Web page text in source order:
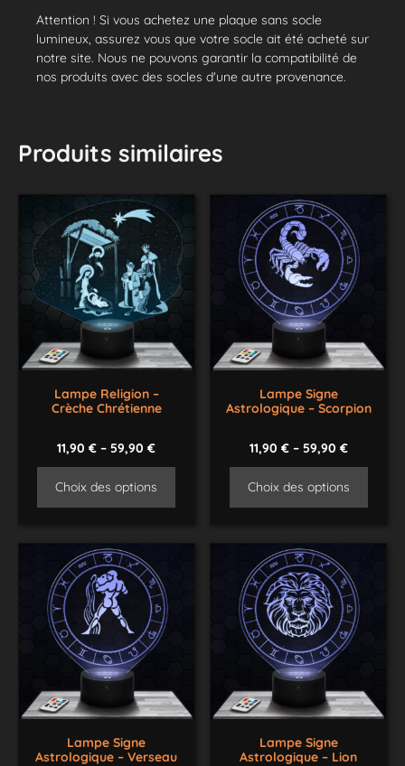
Attention ! Si vous achetez une plaque sans socle
lumineux, assurez vous que votre socle ait été acheté sur
notre site. Nous ne pouvons garantir la compatibilité de
nos produits avec des socles d'une autre provenance.
Produits similaires
Lampe Religion –
Crèche Chrétienne
11,90€ –59,90€
Choix des options
Lampe Signe
Astrologique – Scorpion
11,90 €– 59,90 €
Choix des options
Lampe Signe
Astrologique – Verseau
Lampe Signe
Astrologique – Lion